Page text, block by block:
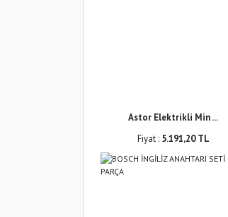
Astor Elektrikli Min ...
Fiyat : 5.191,20 TL